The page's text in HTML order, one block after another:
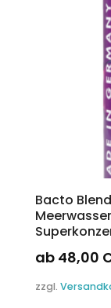
Produktseite
Bacto
ab 48,00
Produkt
zzgl.